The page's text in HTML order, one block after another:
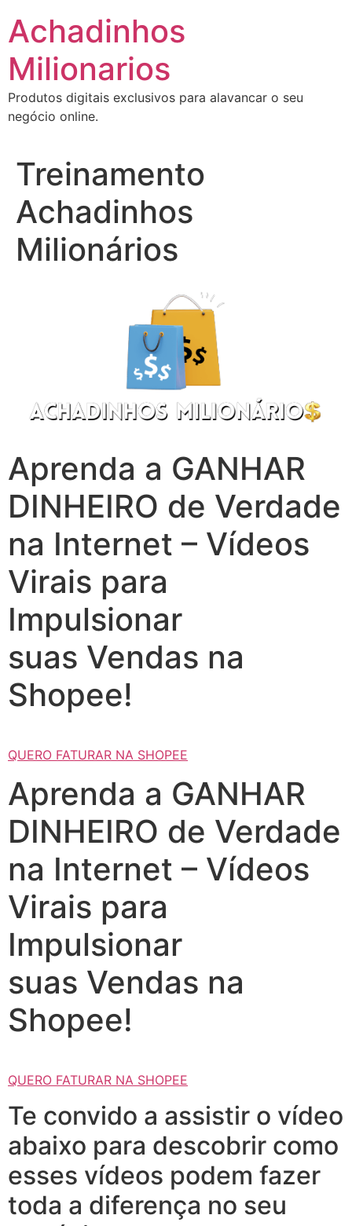
para
conteúdo
Achadinhos
Milionarios
Produtos digitais exclusivos para alavancar o seu
negócio online.
Treinamento
Achadinhos
Milionários
Aprenda a GANHAR
DINHEIRO de Verdade
na Internet – Vídeos
Virais para
Impulsionar
suas Vendas na
Shopee!
QUERO FATURAR NA SHOPEE
Aprenda a GANHAR
DINHEIRO de Verdade
na Internet – Vídeos
Virais para
Impulsionar
suas Vendas na
Shopee!
QUERO FATURAR NA SHOPEE
Te convido a assistir o vídeo
abaixo para descobrir como
esses vídeos podem fazer
toda a diferença no seu